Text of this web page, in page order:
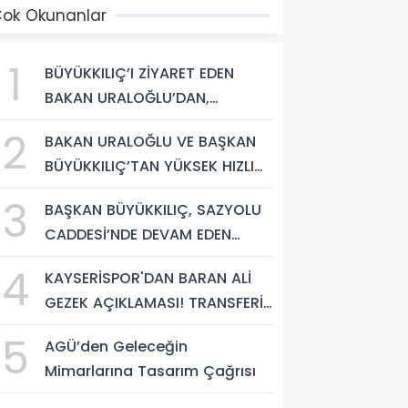
Okunanlar
1
BÜYÜKKILIÇ’I ZİYARET EDEN
BAKAN URALOĞLU’DAN,
YÖNETİM UYUMU’NA VURGU
2
BAKAN URALOĞLU VE BAŞKAN
BÜYÜKKILIÇ’TAN YÜKSEK HIZLI
3
BAŞKAN BÜYÜKKILIÇ, SAZYOLU
CADDESİ’NDE DEVAM EDEN
İNCELEDİ
4
KAYSERİSPOR'DAN BARAN ALİ
GEZEK AÇIKLAMASI! TRANSFERİN
5
AGÜ’den Geleceğin
Mimarlarına Tasarım Çağrısı